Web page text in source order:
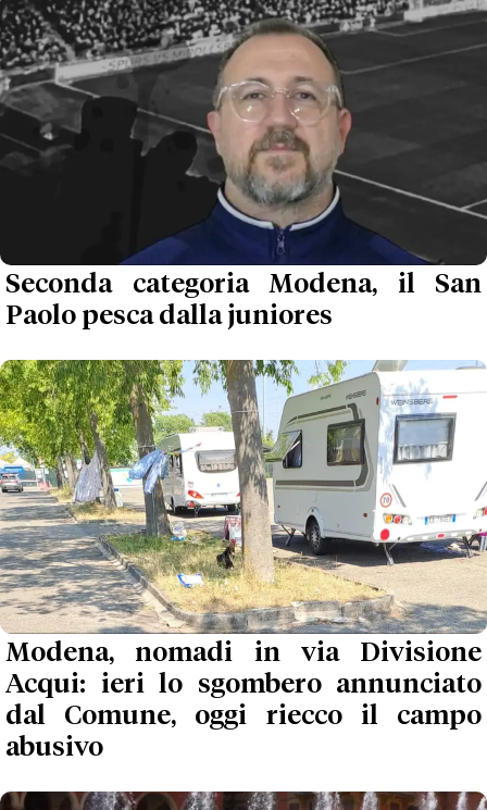
Seconda categoria Modena, il San
Paolo pesca dalla juniores
Modena, nomadi in via Divisione
Acqui: ieri lo sgombero annunciato
dal Comune, oggi riecco il campo
abusivo